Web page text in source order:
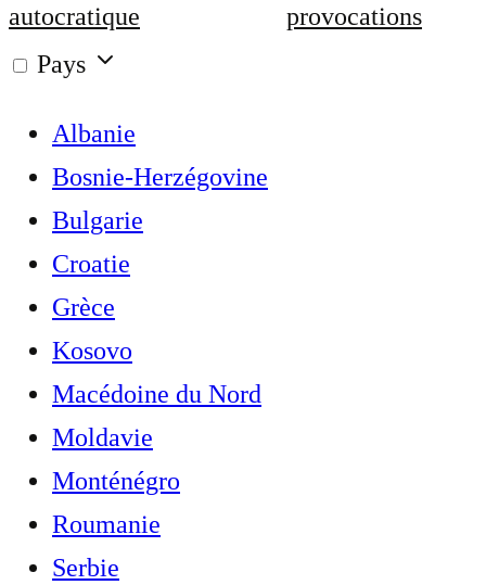
autocratique
provocations
Pays
Albanie
Bosnie-Herzégovine
Bulgarie
Croatie
Grèce
Kosovo
Macédoine du Nord
Moldavie
Monténégro
Roumanie
Serbie